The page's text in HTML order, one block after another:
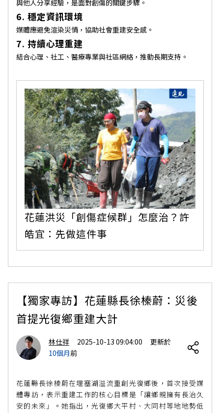
與他人分享經驗，是面對創傷的關鍵步驟。
6. 穩定資訊環境
媒體應避免渲染災情，協助社會重建安全感。
7. 持續心理重建
結合心理、社工、醫療專業與社區網絡，推動長期支持。
花蓮洪災「創傷症候群」怎麼治？許
皓宜：先做這件事
【獨家專訪】花蓮縣長徐榛蔚：災後
首提光復鄉重建大計
林仕祥 2025-10-13 09:04:00
更新於
10個月前
花蓮縣長徐榛蔚在堰塞湖溢流重創光復鄉後，首次接受媒
體專訪，表示重建工作的核心目標是「讓鄉親擁有長治久
安的未來」。她指出，光復鄉大平村、大同村等地地勢低